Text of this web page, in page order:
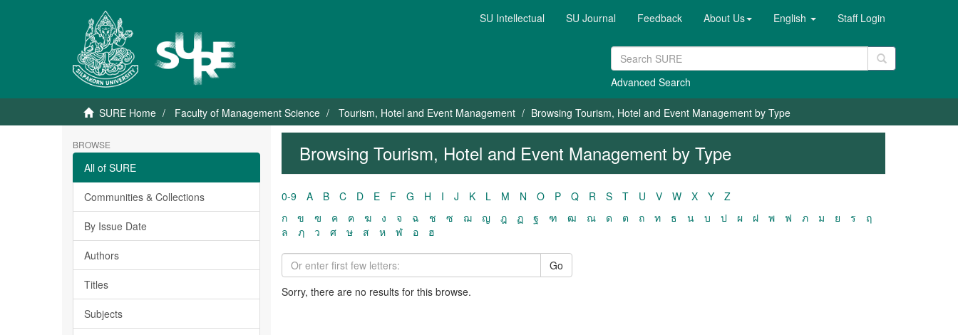
SU Intellectual SU Journal Feedback About Us English Staff Login
Advanced Search
SURE Home Faculty of Management Science Tourism, Hotel and Event Management Browsing Tourism, Hotel and Event Management by Type
BROWSE
All of SURE
Communities & Collections
By Issue Date
Authors
Titles
Subjects
Browsing Tourism, Hotel and Event Management by Type
0-9 A B C D E F G H I J K L M N O P Q R S T U V W X Y
Z
ก
ข ฃ ค ฅ ฆ ง จ ฉ ช ซ ฌ ญ ฎ ฏ ฐ ฑ ฒ ณ ด ต ถ ท ธ น บ ป ผ ฝ พ ฟ ภ ม ย ร
ฤ
ล
ฦ ว ศ ษ ส ห ฬ อ ฮ
Go
Sorry, there are no results for this browse.